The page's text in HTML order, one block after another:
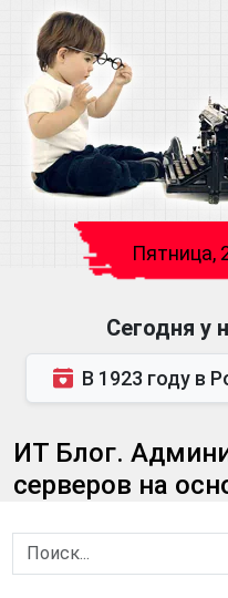
Пятница,
Сегодня у
В 1923 году в Ростове-на-Дону родился
ИТ Блог.
серверов на